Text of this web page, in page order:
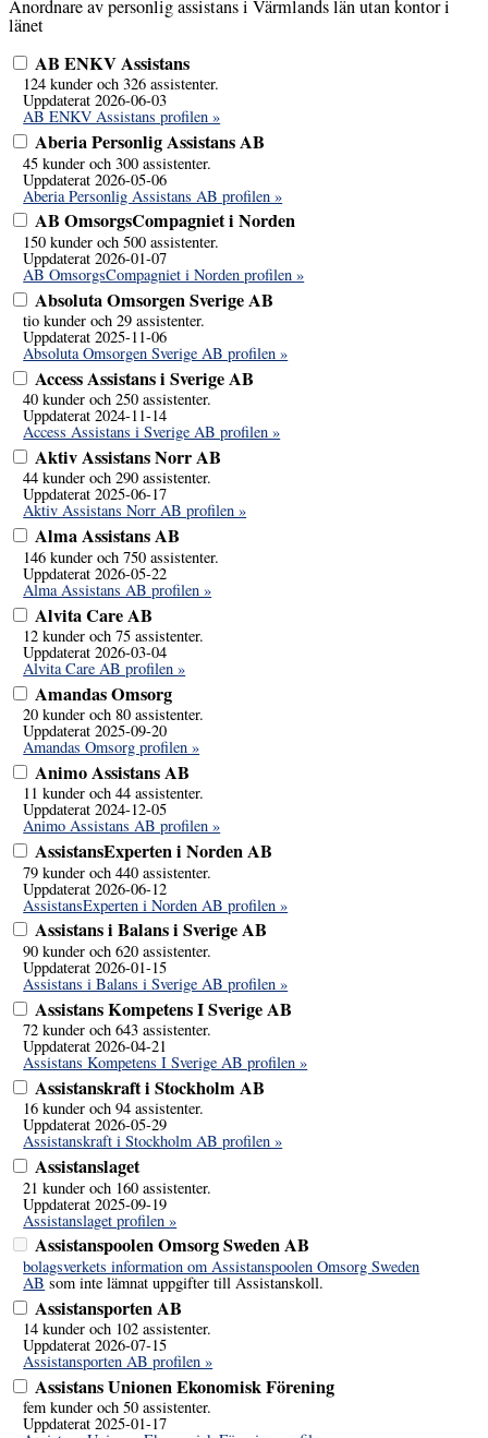
Anordnare av personlig assistans i Värmlands län utan kontor i
länet
AB ENKV Assistans
124 kunder och 326 assistenter.
Uppdaterat 2026-06-03
AB ENKV Assistans profilen »
Aberia Personlig Assistans AB
45 kunder och 300 assistenter.
Uppdaterat 2026-05-06
Aberia Personlig Assistans AB profilen »
AB OmsorgsCompagniet i Norden
150 kunder och 500 assistenter.
Uppdaterat 2026-01-07
AB OmsorgsCompagniet i Norden profilen »
Absoluta Omsorgen Sverige AB
tio kunder och 29 assistenter.
Uppdaterat 2025-11-06
Absoluta Omsorgen Sverige AB profilen »
Access Assistans i Sverige AB
40 kunder och 250 assistenter.
Uppdaterat 2024-11-14
Access Assistans i Sverige AB profilen »
Aktiv Assistans Norr AB
44 kunder och 290 assistenter.
Uppdaterat 2025-06-17
Aktiv Assistans Norr AB profilen »
Alma Assistans AB
146 kunder och 750 assistenter.
Uppdaterat 2026-05-22
Alma Assistans AB profilen »
Alvita Care AB
12 kunder och 75 assistenter.
Uppdaterat 2026-03-04
Alvita Care AB profilen »
Amandas Omsorg
20 kunder och 80 assistenter.
Uppdaterat 2025-09-20
Amandas Omsorg profilen »
Animo Assistans AB
11 kunder och 44 assistenter.
Uppdaterat 2024-12-05
Animo Assistans AB profilen »
AssistansExperten i Norden AB
79 kunder och 440 assistenter.
Uppdaterat 2026-06-12
AssistansExperten i Norden AB profilen »
Assistans i Balans i Sverige AB
90 kunder och 620 assistenter.
Uppdaterat 2026-01-15
Assistans i Balans i Sverige AB profilen »
Assistans Kompetens I Sverige AB
72 kunder och 643 assistenter.
Uppdaterat 2026-04-21
Assistans Kompetens I Sverige AB profilen »
Assistanskraft i Stockholm AB
16 kunder och 94 assistenter.
Uppdaterat 2026-05-29
Assistanskraft i Stockholm AB profilen »
Assistanslaget
21 kunder och 160 assistenter.
Uppdaterat 2025-09-19
Assistanslaget profilen »
Assistanspoolen Omsorg Sweden AB
bolagsverkets information om Assistanspoolen Omsorg Sweden
AB som inte lämnat uppgifter till Assistanskoll.
Assistansporten AB
14 kunder och 102 assistenter.
Uppdaterat 2026-07-15
Assistansporten AB profilen »
Assistans Unionen Ekonomisk Förening
fem kunder och 50 assistenter.
Uppdaterat 2025-01-17